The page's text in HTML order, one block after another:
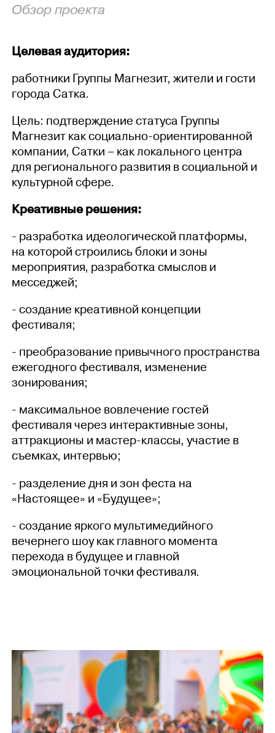
Обзор проекта
Целевая аудитория:
работники Группы Магнезит, жители и гости
города Сатка.
Цель: подтверждение статуса Группы
Магнезит как социально-ориентированной
компании, Сатки – как локального центра
для регионального развития в социальной и
культурной сфере.
Креативные решения:
- разработка идеологической платформы,
на которой строились блоки и зоны
мероприятия, разработка смыслов и
месседжей;
- создание креативной концепции
фестиваля;
- преобразование привычного пространства
ежегодного фестиваля, изменение
зонирования;
- максимальное вовлечение гостей
фестиваля через интерактивные зоны,
аттракционы и мастер-классы, участие в
съемках, интервью;
- разделение дня и зон феста на
«Настоящее» и «Будущее»;
- создание яркого мультимедийного
вечернего шоу как главного момента
перехода в будущее и главной
эмоциональной точки фестиваля.